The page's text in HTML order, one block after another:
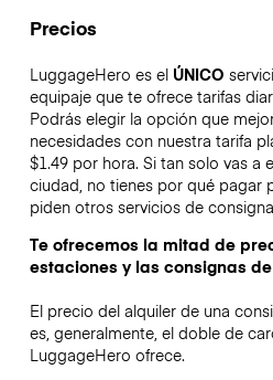
Precios
LuggageHero es el ÚNICO
equipaje que te ofrece tarifas
Podrás elegir la opción que
necesidades con nuestra tarifa
$1.49 por hora. Si tan solo vas a
ciudad, no tienes por qué pagar
piden otros servicios de
Te ofrecemos la mitad de
estaciones y las consignas
El precio del alquiler de una
es, generalmente, el doble de
LuggageHero ofrece.